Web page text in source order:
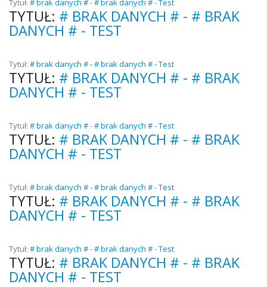
Tytuł: # brak danych # - # brak danych # - Test
TYTUŁ: # BRAK DANYCH # - # BRAK
DANYCH # - TEST
Tytuł: # brak danych # - # brak danych # - Test
TYTUŁ: # BRAK DANYCH # - # BRAK
DANYCH # - TEST
Tytuł: # brak danych # - # brak danych # - Test
TYTUŁ: # BRAK DANYCH # - # BRAK
DANYCH # - TEST
Tytuł: # brak danych # - # brak danych # - Test
TYTUŁ: # BRAK DANYCH # - # BRAK
DANYCH # - TEST
Tytuł: # brak danych # - # brak danych # - Test
TYTUŁ: # BRAK DANYCH # - # BRAK
DANYCH # - TEST